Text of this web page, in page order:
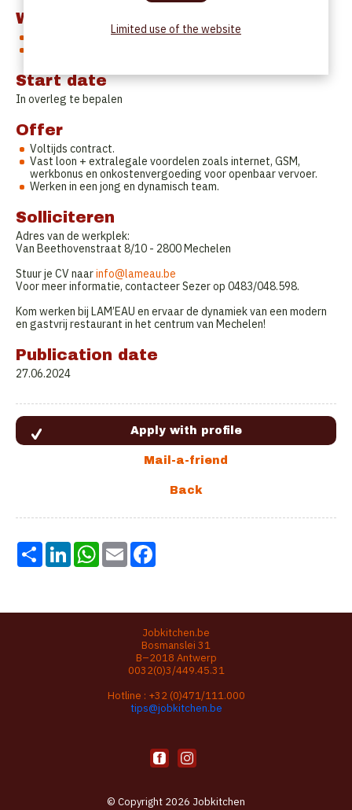
Work Schedule
Maandag - zaterdag: zowel lunch als diner.
Start date
In overleg te bepalen
Offer
Voltijds contract.
Vast loon + extralegale voordelen zoals internet, GSM,
werkbonus en onkostenvergoeding voor openbaar vervoer.
Werken in een jong en dynamisch team.
Solliciteren
Adres van de werkplek:
Van Beethovenstraat 8/10 - 2800 Mechelen
Stuur je CV naarinfo@lameau.be
Voor meer informatie, contacteer Sezer op 0483/048.598.
Kom werken bij LAM’EAU en ervaar de dynamiek van een modern
en gastvrij restaurant in het centrum van Mechelen!
Publication date
27.06.2024
Share LinkedInWhatsApp
Email
Jobkitchen.be
Bosmanslei 31
B–2018 Antwerp
0032(0)3/449.45.31
Hotline : +32 (0)471/111.000
tips@jobkitchen.be
© Copyright 2026 Jobkitchen
Limited use of the website